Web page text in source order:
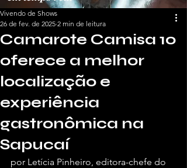
Camarote Camisa 10
oferece a melhor
localização e
experiência
gastronômica na
Sapucaí
Vivendo de Shows
26 de fev. de 2025 2 min de leitura
por Letícia Pinheiro, editora-chefe do